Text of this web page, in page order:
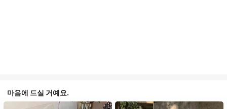
마음에 드실 거예요.